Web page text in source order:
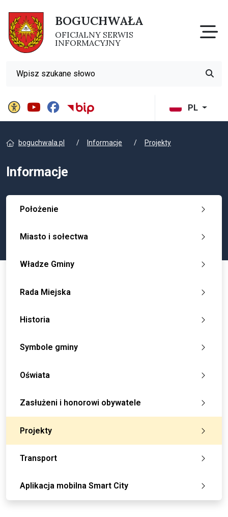
BOGUCHWAŁA
OFICJALNY SERWIS
INFORMACYJNY
PL
Panel ustawień witrynyBIP Gminy Boguchwała
Wyszukiwarka
boguchwala.pl Informacje Projekty
Informacje
Położenie
Miasto i sołectwa
Władze Gminy
Rada Miejska
Historia
Symbole gminy
Oświata
Zasłużeni i honorowi obywatele
Projekty
Transport
Aplikacja mobilna Smart City